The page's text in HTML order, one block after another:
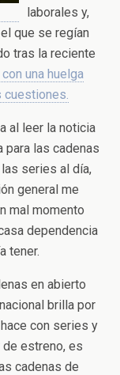
laborales y,
que se regían
tras la reciente
una huelga
cuestiones.
al leer la noticia
para las cadenas
series al día,
general me
mal momento
dependencia
tener.
en abierto
brilla por
con series y
estreno, es
cadenas de